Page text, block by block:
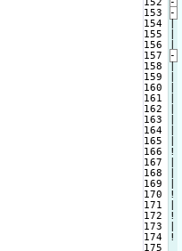
153
154
155
156
157
158
159
160
161
162
163
164
165
166
168
169
170
172
174
-
|
-
|
!
!
!
!